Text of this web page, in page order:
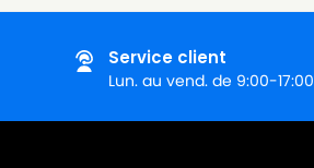
Service client
Lun. au vend. de 9:00-17:00